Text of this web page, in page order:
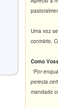
Uma voz
contrário.
Como
“Por
perecia
mandado